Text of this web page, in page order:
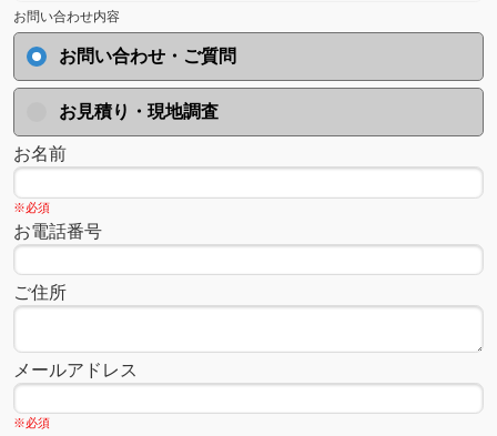
お問い合わせ内容
お問い合わせ・ご質問
お見積り・現地調査
お名前
※必須
お電話番号
ご住所
メールアドレス
※必須